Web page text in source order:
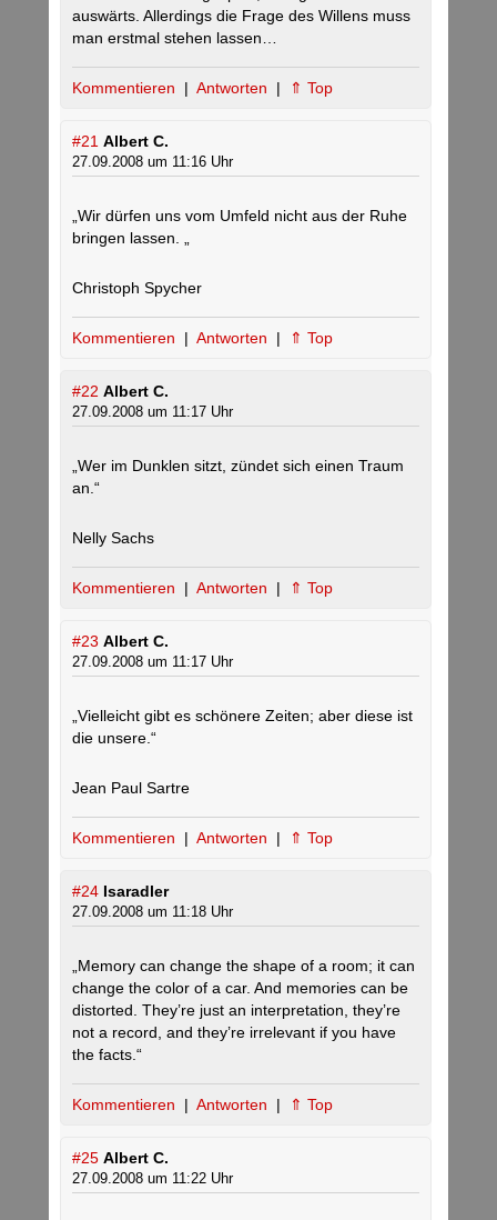
auswärts. Allerdings die Frage des Willens muss
man erstmal stehen lassen…
Kommentieren | Antworten | ⇑ Top
#21 Albert C.
27.09.2008 um 11:16 Uhr
„Wir dürfen uns vom Umfeld nicht aus der Ruhe
bringen lassen. „
Christoph Spycher
Kommentieren | Antworten | ⇑ Top
#22 Albert C.
27.09.2008 um 11:17 Uhr
„Wer im Dunklen sitzt, zündet sich einen Traum
an.“
Nelly Sachs
Kommentieren | Antworten | ⇑ Top
#23 Albert C.
27.09.2008 um 11:17 Uhr
„Vielleicht gibt es schönere Zeiten; aber diese ist
die unsere.“
Jean Paul Sartre
Kommentieren | Antworten | ⇑ Top
#24 Isaradler
27.09.2008 um 11:18 Uhr
„Memory can change the shape of a room; it can
change the color of a car. And memories can be
distorted. They’re just an interpretation, they’re
not a record, and they’re irrelevant if you have
the facts.“
Kommentieren | Antworten | ⇑ Top
#25 Albert C.
27.09.2008 um 11:22 Uhr